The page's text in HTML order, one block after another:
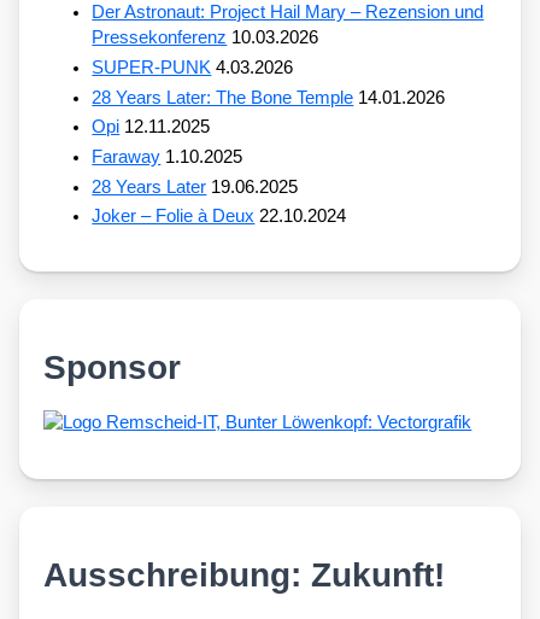
Der Astronaut: Project Hail Mary – Rezension und
Pressekonferenz 10.03.2026
SUPER-PUNK 4.03.2026
28 Years Later: The Bone Temple 14.01.2026
Opi 12.11.2025
Faraway 1.10.2025
28 Years Later 19.06.2025
Joker – Folie à Deux 22.10.2024
Sponsor
Ausschreibung: Zukunft!